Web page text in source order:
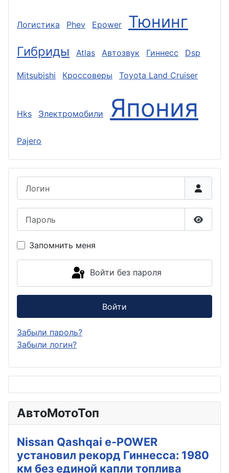
Логистика Phev Epower Тюнинг
Гибриды Atlas Автозвук Гиннесс Dsp
Mitsubishi Кроссоверы Toyota Land Cruiser
Hks Электромобили Япония
Pajero
Запомнить меня
Войти без пароля
Войти
Забыли пароль?
Забыли логин?
АвтоМотоТоп
Nissan Qashqai e-POWER
установил рекорд Гиннесса: 1980
км без единой капли топлива